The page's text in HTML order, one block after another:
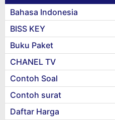
Bahasa Indonesia
BISS KEY
Buku Paket
CHANEL TV
Contoh Soal
Contoh surat
Daftar Harga